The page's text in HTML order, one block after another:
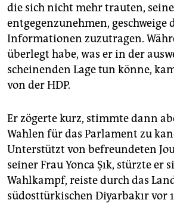
die sich nicht mehr trauten,
entgegenzunehmen, geschweige
Informationen zuzutragen.
überlegt habe, was er in der
scheinenden Lage tun könne,
von der HDP.
Er zögerte kurz, stimmte dann
Wahlen für das Parlament zu
Unterstützt von befreundeten
seiner Frau Yonca Şık, stürzte er
Wahlkampf, reiste durch das
südosttürkischen Diyarbakır vor